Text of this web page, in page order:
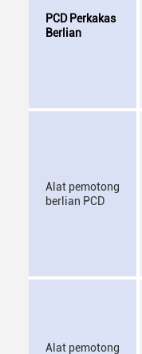
PCD Perkakas
Berlian
Alat pemotong
berlian PCD
Alat pemotong